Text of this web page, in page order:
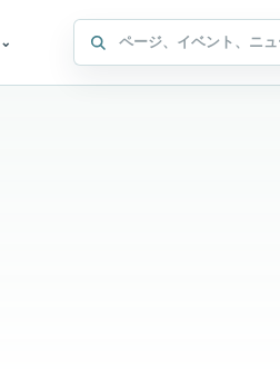
⌄ WFFA サイト内検索